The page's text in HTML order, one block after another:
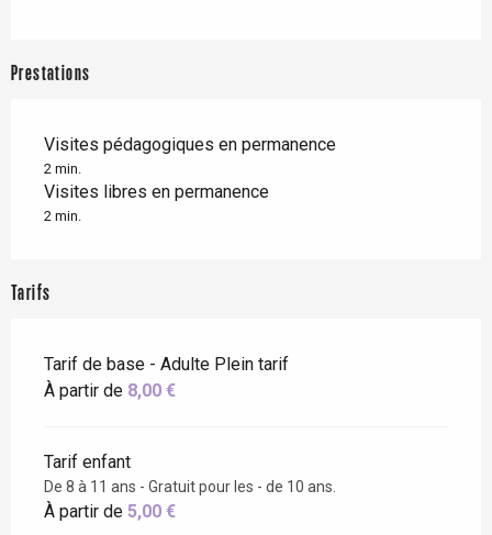
Prestations
Visites pédagogiques en permanence
2 min.
Visites libres en permanence
2 min.
Tarifs
Tarif de base - Adulte Plein tarif
À partir de 8,00 €
Tarif enfant
De 8 à 11 ans - Gratuit pour les - de 10 ans.
À partir de 5,00 €